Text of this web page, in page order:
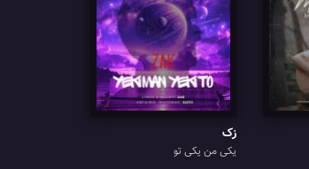
زک
یکی من یکی تو